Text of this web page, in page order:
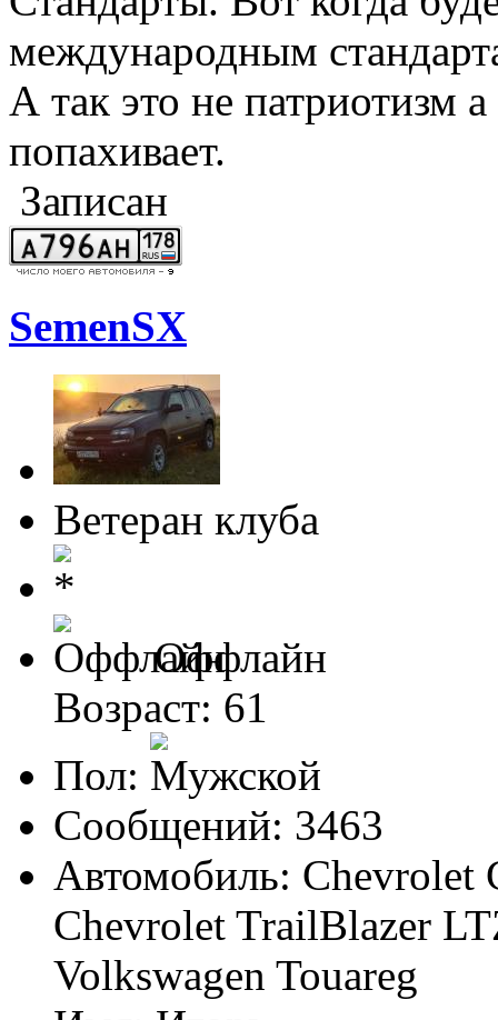
международным
А так это не патриотизм
попахивает.
Записан
SemenSX
Ветеран клуба
Оффлайн
Возраст: 61
Пол:
Сообщений: 3463
Автомобиль: Chevrolet
Chevrolet TrailBlazer
Volkswagen Touareg